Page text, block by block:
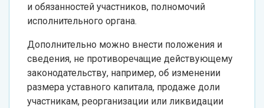
и обязанностей участников, полномочий
исполнительного органа.
Дополнительно можно внести положения и
сведения, не противоречащие действующему
законодательству, например, об изменении
размера уставного капитала, продаже доли
участникам, реорганизации или ликвидации